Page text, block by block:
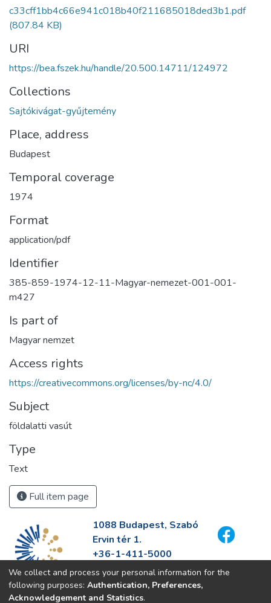
c33cff1bb4c66e941c018b40f211685018ded3b1.pdf
(807.84 KB)
URI
https://bea.fszek.hu/handle/20.500.14711/124972
Collections
Sajtókivágat-gyűjtemény
Place, address
Budapest
Temporal coverage
1974
Format
application/pdf
Identifier
385-859-1974-12-11-Magyar-nemezet-001-001-
m427
Is part of
Magyar nemzet
Access rights
https://creativecommons.org/licenses/by-nc/4.0/
Subject
földalatti vasút
Type
Text
Full item page
1088 Budapest, Szabó
Ervin tér 1.
+36-1-411-5000
info@fszek.hu
https://fszek.hu
We collect and process your personal information for the
following purposes: Authentication, Preferences,
Acknowledgement and Statistics.